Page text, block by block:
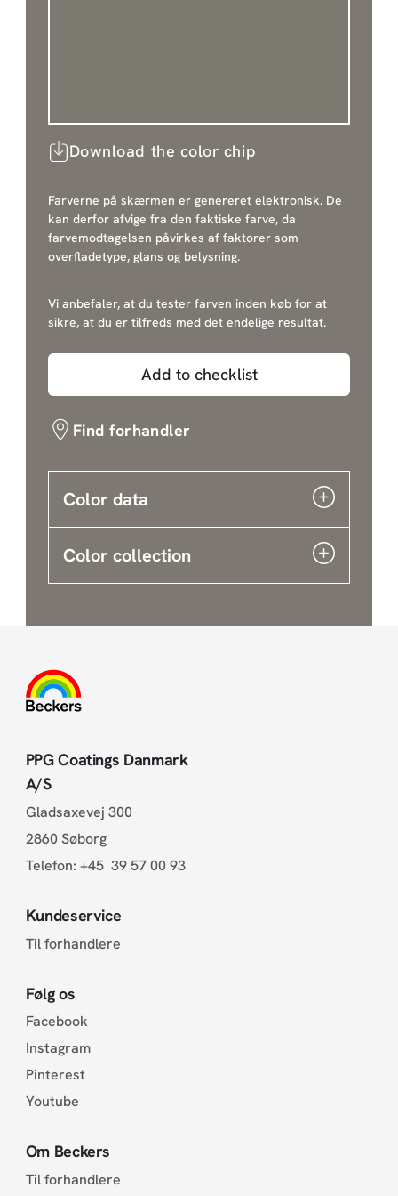
Download the color chip
Farverne på skærmen er genereret elektronisk. De
kan derfor afvige fra den faktiske farve, da
farvemodtagelsen påvirkes af faktorer som
overfladetype, glans og belysning.
Vi anbefaler, at du tester farven inden køb for at
sikre, at du er tilfreds med det endelige resultat.
Add to checklist
Find forhandler
Color data
Color collection
PPG Coatings Danmark
A/S
Gladsaxevej 300
2860 Søborg
Telefon: +45 39 57 00 93
Kundeservice
Til forhandlere
Følg os
Facebook
Instagram
Pinterest
Youtube
Om Beckers
Til forhandlere